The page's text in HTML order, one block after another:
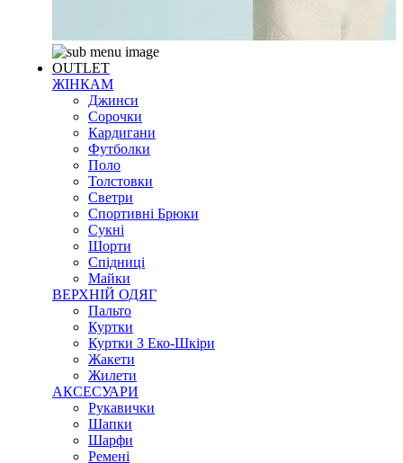
OUTLET
ЖІНКАМ
Джинси
Сорочки
Кардигани
Футболки
Поло
Толстовки
Светри
Спортивні Брюки
Сукні
Шорти
Спідниці
Майки
ВЕРХНІЙ ОДЯГ
Пальто
Куртки
Куртки З Еко-Шкіри
Жакети
Жилети
АКСЕСУАРИ
Рукавички
Шапки
Шарфи
Ремені